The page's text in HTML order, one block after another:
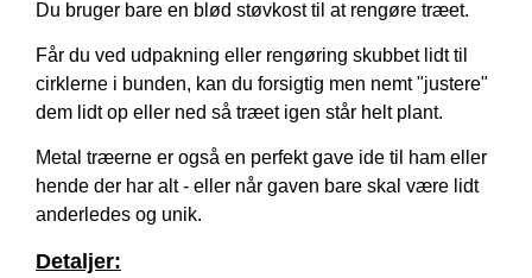
Du bruger bare en blød støvkost til at rengøre træet.
Får du ved udpakning eller rengøring skubbet lidt til
cirklerne i bunden, kan du forsigtig men nemt "justere"
dem lidt op eller ned så træet igen står helt plant.
Metal træerne er også en perfekt gave ide til ham eller
hende der har alt - eller når gaven bare skal være lidt
anderledes og unik.
Detaljer: